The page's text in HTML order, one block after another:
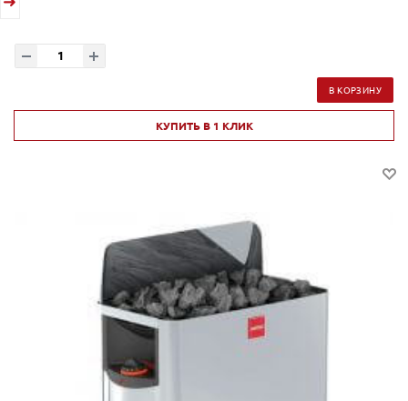
В КОРЗИНУ
КУПИТЬ В 1 КЛИК